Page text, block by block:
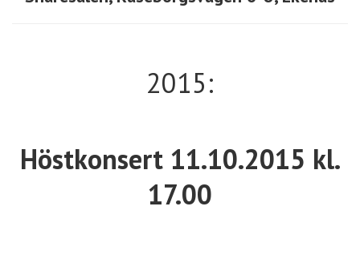
2015:
Höstkonsert 11.10.2015 kl.
17.00